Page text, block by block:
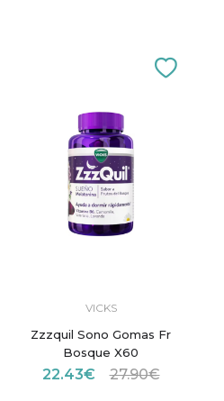
VICKS
Zzzquil Sono Gomas Fr
Bosque X60
22.43€ 27.90€